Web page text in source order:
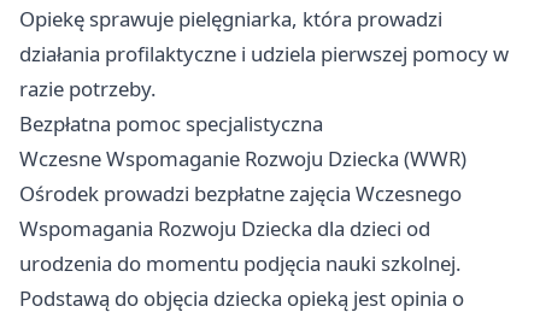
Opiekę sprawuje pielęgniarka, która prowadzi
działania profilaktyczne i udziela pierwszej pomocy w
razie potrzeby.
Bezpłatna pomoc specjalistyczna
Wczesne Wspomaganie Rozwoju Dziecka (WWR)
Ośrodek prowadzi bezpłatne zajęcia Wczesnego
Wspomagania Rozwoju Dziecka dla dzieci od
urodzenia do momentu podjęcia nauki szkolnej.
Podstawą do objęcia dziecka opieką jest opinia o